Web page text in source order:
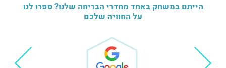
הייתם במשחק באחד מחדרי הבריחה שלנו? ספרו לנו
על החוויה שלכם